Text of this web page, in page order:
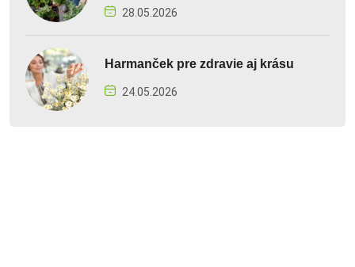
28.05.2026
Harmanček pre zdravie aj krásu
24.05.2026